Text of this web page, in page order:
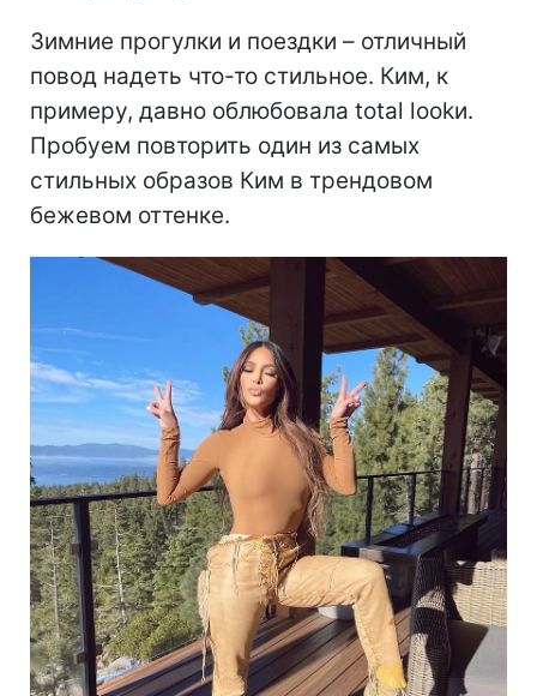
Зимние прогулки и поездки – отличный
повод надеть что-то стильное. Ким, к
примеру, давно облюбовала total lookи.
Пробуем повторить один из самых
стильных образов Ким в трендовом
бежевом оттенке.